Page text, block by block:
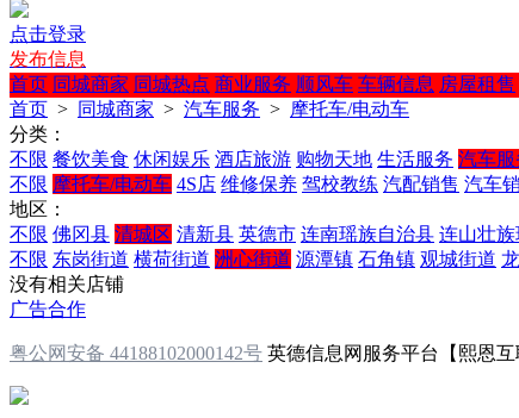
点击登录
发布信息
首页 同城商家 同城热点 商业服务 顺风车 车辆信息 房屋租售
首页 > 同城商家 > 汽车服务 > 摩托车/电动车
分类：
不限 餐饮美食 休闲娱乐 酒店旅游 购物天地 生活服务 汽车服
不限 摩托车/电动车 4S店 维修保养 驾校教练 汽配销售 汽车
地区：
不限 佛冈县 清城区 清新县 英德市 连南瑶族自治县 连山壮
不限 东岗街道 横荷街道 洲心街道 源潭镇 石角镇 观城街道
没有相关店铺
广告合作
粤公网安备 44188102000142号 英德信息网服务平台【熙恩